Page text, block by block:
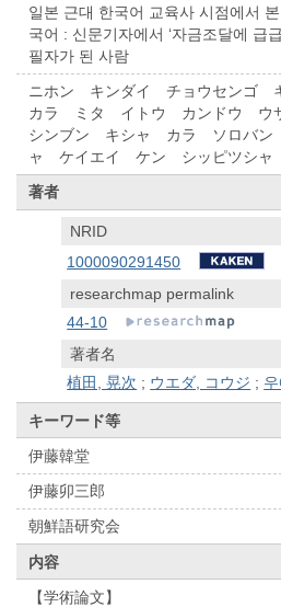
일본 근대 한국어 교육사 시점에서
국어 : 신문기자에서 ‘자금조달에 급
필자가 된 사람
ニホン キンダイ チョウセンゴ
カラ ミタ イトウ カンドウ ウ
シンブン キシャ カラ ソロバ
ャ ケイエイ ケン シッピツシ
著者
NRID
1000090291450
researchmap permalink
44-10
著者名
植田, 晃次 ; ウエダ, コウジ ;
キーワード等
伊藤韓堂
伊藤卯三郎
朝鮮語研究会
内容
【学術論文】